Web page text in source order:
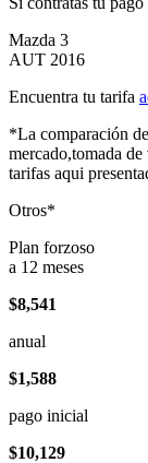
Mazda 3
AUT 2016
Encuentra tu tarifa
*La comparación
mercado,tomada
tarifas aqui
Otros*
Plan forzoso
a 12 meses
$8,541
anual
$1,588
pago inicial
$10,129